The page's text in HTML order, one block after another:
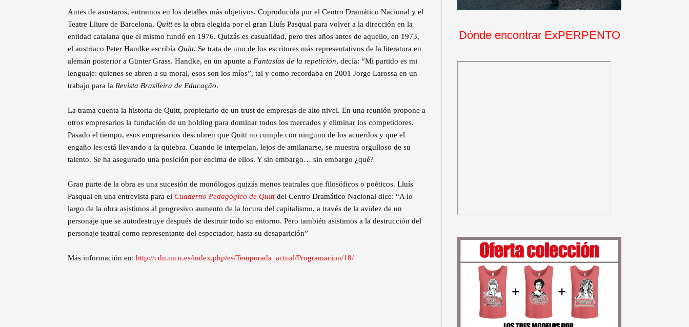
Antes de asustaros, entramos en los detalles más objetivos. Coproducida por el Centro Dramático Nacional y el
Teatre Lliure de Barcelona, Quittes la obra elegida por el gran Lluís Pasqual para volver a la dirección en la
entidad catalana que el mismo fundó en 1976. Quizás es casualidad, pero tres años antes de aquello, en 1973,
el austriaco Peter Handke escribía Quitt. Se trata de uno de los escritores más representativos de la literatura en
alemán posterior a Günter Grass. Handke, en un apunte a Fantasías de la repetición, decía: “Mi partido es mi
lenguaje: quienes se abren a su moral, esos son los míos”, tal y como recordaba en 2001 Jorge Larossa en un
trabajo para la Revista Brasileira de Educação.
La trama cuenta la historia de Quitt, propietario de un trust de empresas de alto nivel. En una reunión propone a
otros empresarios la fundación de un holding para dominar todos los mercados y eliminar los competidores.
Pasado el tiempo, esos empresarios descubren que Quitt no cumple con ninguno de los acuerdos y que el
engaño les está llevando a la quiebra. Cuando le interpelan, lejos de amilanarse, se muestra orgulloso de su
talento. Se ha asegurado una posición por encima de ellos. Y sin embargo… sin embargo ¿qué?
Gran parte de la obra es una sucesión de monólogos quizás menos teatrales que filosóficos o poéticos. Lluís
Pasqual en una entrevista para el Cuaderno Pedagógico de Quittdel Centro Dramático Nacional dice: “A lo
largo de la obra asistimos al progresivo aumento de la locura del capitalismo, a través de la avidez de un
personaje que se autodestruye después de destruir todo su entorno. Pero también asistimos a la destrucción del
personaje teatral como representante del espectador, hasta su desaparición”
Más información en: http://cdn.mcu.es/index.php/es/Temporada_actual/Programacion/18/
Dónde encontrar ExPERPENTO